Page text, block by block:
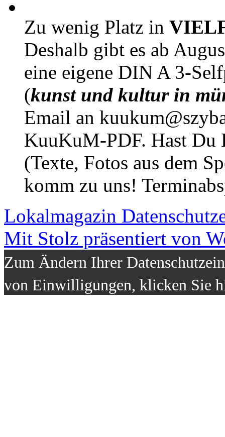
Zu wenig Platz in
Deshalb gibt es ab
eine eigene DIN A 3-
(kunst und kultur in
Email an
KuuKuM-PDF. Hast Du
(Texte, Fotos aus dem
komm zu uns!
Lokalmagazin
Mit Stolz präsentiert von
Zum Ändern Ihrer
von Einwilligungen, klicken Sie